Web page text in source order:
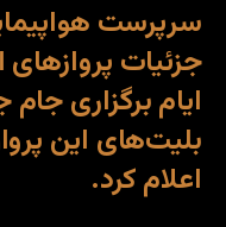
سرپرست
جزئیات
ایام برگزاری
اعلام کرد.